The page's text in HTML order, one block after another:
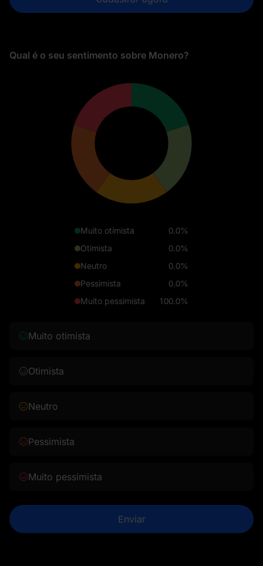
Qual é o seu sentimento sobre Monero?
Muito otimista
0.0%
Otimista
0.0%
Neutro
0.0%
Pessimista
0.0%
Muito pessimista
100.0%
Muito otimista
Otimista
Neutro
Pessimista
Muito pessimista
Enviar